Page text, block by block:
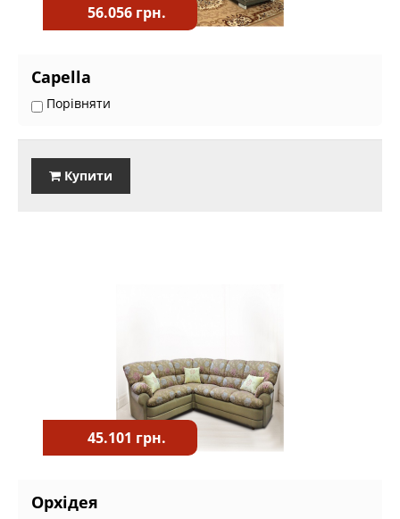
56.056 грн.
Capella
Порівняти
Купити
45.101 грн.
Орхідея